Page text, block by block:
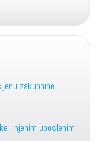
zakupnine
i njenim uposlenim